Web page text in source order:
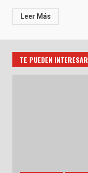
Leer Más
TE PUEDEN INTERESAR